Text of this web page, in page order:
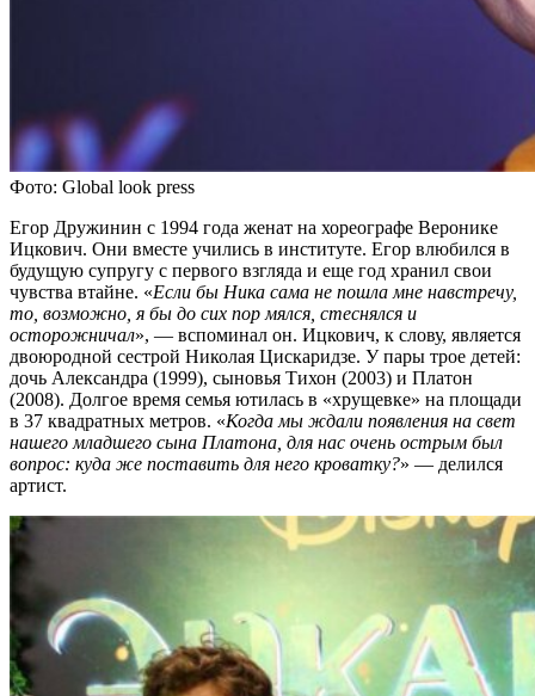
Фото: Global look press
Егор Дружинин с 1994 года женат на хореографе Веронике
Ицкович. Они вместе учились в институте. Егор влюбился в
будущую супругу с первого взгляда и еще год хранил свои
чувства втайне. «Если бы Ника сама не пошла мне навстречу,
то, возможно, я бы до сих пор мялся, стеснялся и
осторожничал», — вспоминал он. Ицкович, к слову, является
двоюродной сестрой Николая Цискаридзе. У пары трое детей:
дочь Александра (1999), сыновья Тихон (2003) и Платон
(2008). Долгое время семья ютилась в «хрущевке» на площади
в 37 квадратных метров. «Когда мы ждали появления на свет
нашего младшего сына Платона, для нас очень острым был
вопрос: куда же поставить для него кроватку?» — делился
артист.